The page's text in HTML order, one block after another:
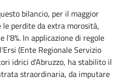
bilancio, per il maggior
le perdite da extra morosità,
In applicazione di regole
(Ente Regionale Servizio
idrici d’Abruzzo, ha stabilito il
straordinaria, da imputare